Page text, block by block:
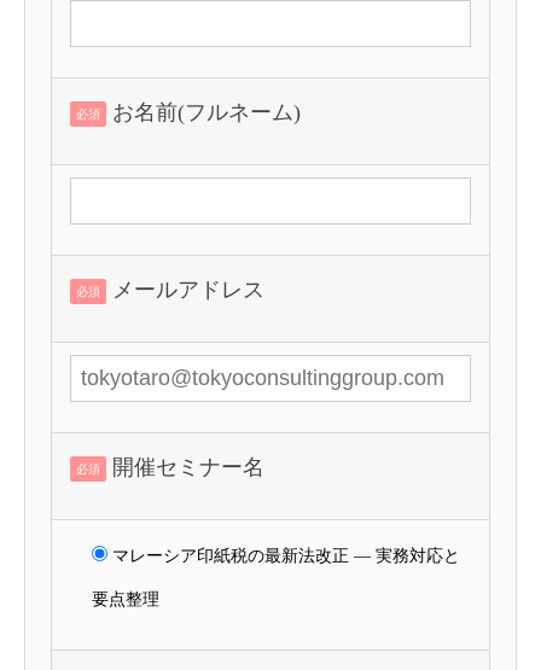
必須 お名前(フルネーム)
必須 メールアドレス
必須 開催セミナー名
マレーシア印紙税の最新法改正 ― 実務対応と
要点整理